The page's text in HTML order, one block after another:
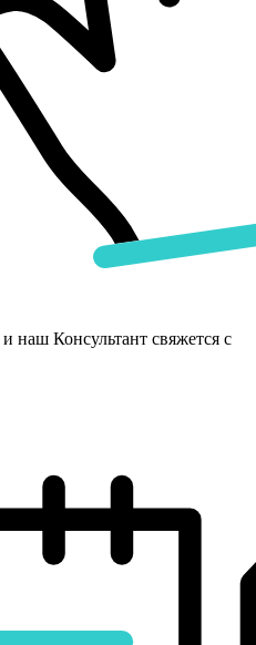
наш Консультант свяжется с